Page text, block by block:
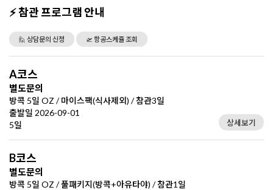
⚡ 참관 프로그램 안내
🙋 상담문의 신청 🛫 항공스케쥴 조회
A코스
별도문의
방콕 5일 OZ / 마이스팩(식사제외) / 참관3일
출발일 2026-09-01
5일
상세보기
B코스
별도문의
방콕 5일 OZ / 풀패키지(방콕+아유타야) / 참관1일